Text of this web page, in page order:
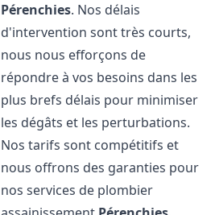
Pérenchies. Nos délais
d'intervention sont très courts,
nous nous efforçons de
répondre à vos besoins dans les
plus brefs délais pour minimiser
les dégâts et les perturbations.
Nos tarifs sont compétitifs et
nous offrons des garanties pour
nos services de plombier